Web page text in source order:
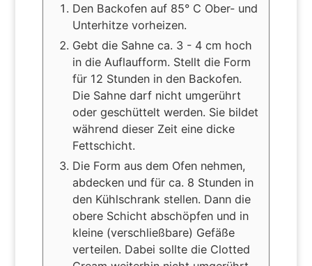
Den Backofen auf 85° C Ober- und
Unterhitze vorheizen.
Gebt die Sahne ca. 3 - 4 cm hoch
in die Auflaufform. Stellt die Form
für 12 Stunden in den Backofen.
Die Sahne darf nicht umgerührt
oder geschüttelt werden. Sie bildet
während dieser Zeit eine dicke
Fettschicht.
Die Form aus dem Ofen nehmen,
abdecken und für ca. 8 Stunden in
den Kühlschrank stellen. Dann die
obere Schicht abschöpfen und in
kleine (verschließbare) Gefäße
verteilen. Dabei sollte die Clotted